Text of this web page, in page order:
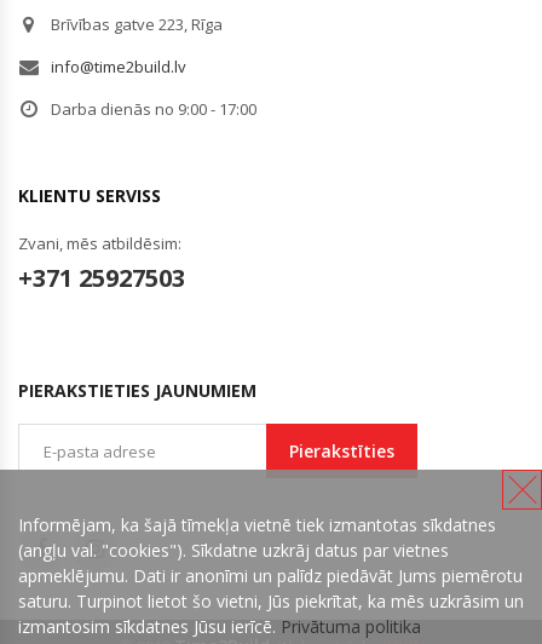
Brīvības gatve 223, Rīga
info@time2build.lv
Darba dienās no 9:00 - 17:00
KLIENTU SERVISS
Zvani, mēs atbildēsim:
+371 25927503
PIERAKSTIETIES JAUNUMIEM
Pierakstīties
Informējam, ka šajā tīmekļa vietnē tiek izmantotas sīkdatnes
(angļu val. "cookies"). Sīkdatne uzkrāj datus par vietnes
apmeklējumu. Dati ir anonīmi un palīdz piedāvāt Jums piemērotu
saturu. Turpinot lietot šo vietni, Jūs piekrītat, ka mēs uzkrāsim un
izmantosim sīkdatnes Jūsu ierīcē. Privātuma politika